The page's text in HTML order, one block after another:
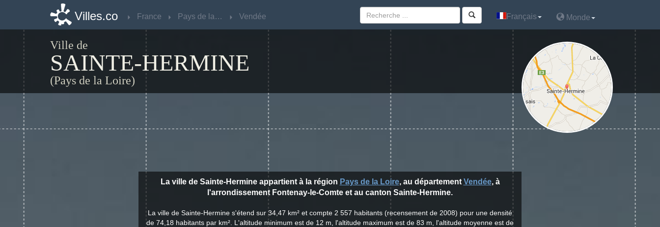
Villes.co France Pays de la Loire Vendée Français Monde
Ville de
SAINTE-HERMINE
(Pays de la Loire)
La ville de Sainte-Hermine appartient à la région Pays de la Loire, au département Vendée, à
l'arrondissement Fontenay-le-Comte et au canton Sainte-Hermine.
La ville de Sainte-Hermine s'étend sur 34,47 km² et compte 2 557 habitants (recensement de 2008) pour une densité
de 74,18 habitants par km². L'altitude minimum est de 12 m, l'altitude maximum est de 83 m, l'altitude moyenne est de
Villes.co France Pays de la Loire Vendée Français Monde